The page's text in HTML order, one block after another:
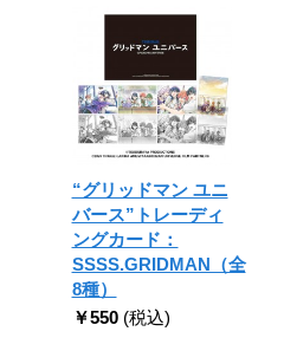
“グリッドマン ユニ
バース”トレーディ
ングカード：
SSSS.GRIDMAN（全
8種）
￥550 (税込)